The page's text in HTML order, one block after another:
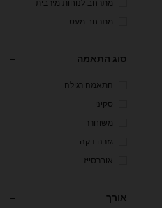
מתרחב לנוחות מירבית
מתרחב מעט
סוג התאמה
התאמה רגילה
סקיני
משוחרר
גזרה דקה
אוברסייז
אורך